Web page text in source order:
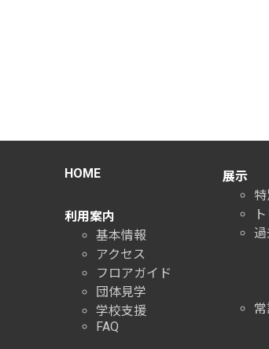
HOME
利用案内
基本情報
アクセス
フロアガイド
団体見学
学校支援
FAQ
展示
過